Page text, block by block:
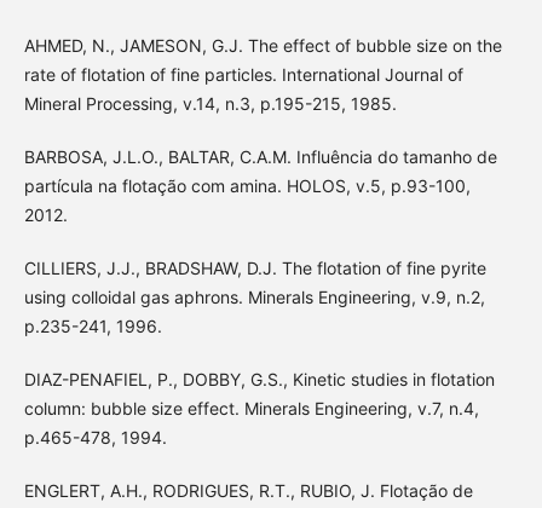
AHMED, N., JAMESON, G.J. The effect of bubble size on the
rate of flotation of fine particles. International Journal of
Mineral Processing, v.14, n.3, p.195-215, 1985.
BARBOSA, J.L.O., BALTAR, C.A.M. Influência do tamanho de
partícula na flotação com amina. HOLOS, v.5, p.93-100,
2012.
CILLIERS, J.J., BRADSHAW, D.J. The flotation of fine pyrite
using colloidal gas aphrons. Minerals Engineering, v.9, n.2,
p.235-241, 1996.
DIAZ-PENAFIEL, P., DOBBY, G.S., Kinetic studies in flotation
column: bubble size effect. Minerals Engineering, v.7, n.4,
p.465-478, 1994.
ENGLERT, A.H., RODRIGUES, R.T., RUBIO, J. Flotação de